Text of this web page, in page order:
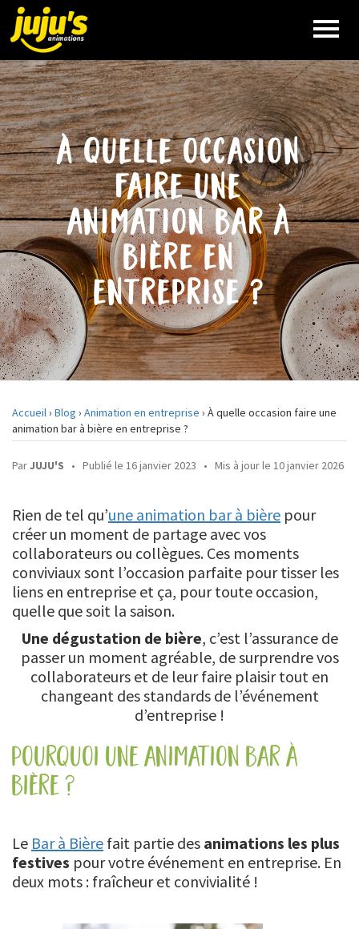
VÉLO
SMOOTHIE
NOS
ANIMATIONS
QUE FAIT
JUJU’S
QUI EST
JUJU’S
RÉFÉRENCES
DEVIS
à quelle occasion
faire une
animation bar à
bière en
entreprise ?
Accueil› Blog › Animation en entreprise › À quelle occasion faire une
animation bar à bière en entreprise ?
ParJUJU'S • Publié le 16 janvier 2023 • Mis à jour le 10 janvier 2026
Rien de tel qu’une animation bar à bière pour
créer un moment de partage avec vos
collaborateurs ou collègues. Ces moments
conviviaux sont l’occasion parfaite pour tisser les
liens en entreprise et ça, pour toute occasion,
quelle que soit la saison.
Une dégustation de bière, c’est l’assurance de
passer un moment agréable, de surprendre vos
collaborateurs et de leur faire plaisir tout en
changeant des standards de l’événement
d’entreprise !
pourquoi une animation bar à
bière ?
Le Bar à Bière fait partie des animations les plus
festives pour votre événement en entreprise. En
deux mots : fraîcheur et convivialité !